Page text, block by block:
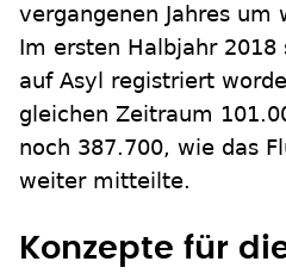
vergangenen Jahres um
Im ersten Halbjahr 2018
auf Asyl registriert
gleichen Zeitraum
noch 387.700, wie das
weiter mitteilte.
Konzepte für